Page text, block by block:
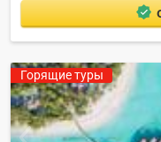
Горящие туры